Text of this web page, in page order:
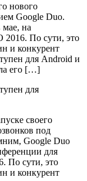
нового
Google Duo.
на
2016. По сути, это
и конкурент
для Android и
его […]
своего
под
Google Duo
для
По сути, это
и конкурент